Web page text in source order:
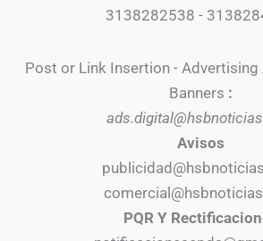
3138282538 -
Post or Link Insertion -
Banners :
Avisos
PQR Y